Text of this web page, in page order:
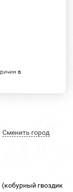
в
Cменить город
гвоздик